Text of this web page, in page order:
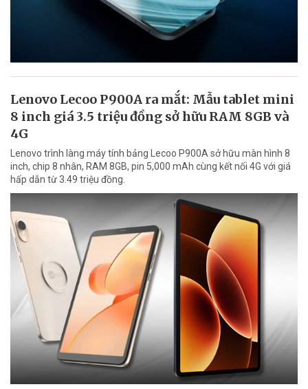
Lenovo Lecoo P900A ra mắt: Mẫu tablet mini
8 inch giá 3.5 triệu đồng sở hữu RAM 8GB và
4G
Lenovo trình làng máy tính bảng Lecoo P900A sở hữu màn hình 8
inch, chip 8 nhân, RAM 8GB, pin 5,000 mAh cùng kết nối 4G với giá
hấp dẫn từ 3.49 triệu đồng.